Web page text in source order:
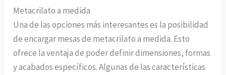
Metacrilato a medida
Una de las opciones más interesantes es la posibilidad
de encargar mesas de metacrilato a medida. Esto
ofrece la ventaja de poder definir dimensiones, formas
y acabados específicos. Algunas de las características